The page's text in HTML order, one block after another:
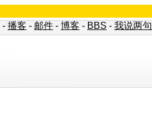
- 播客 - 邮件 - 博客 - BBS - 我说两句